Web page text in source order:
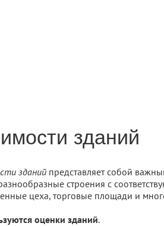
зданий
зданий представляет собой
строения с
цеха, торговые площади и
оценки зданий.